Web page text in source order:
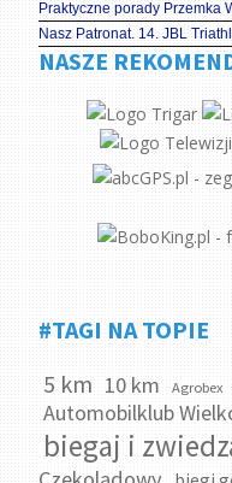
Praktyczne porady Przemka
Nasz Patronat. 14. JBL
NASZE
#TAGI NA TOPIE
5 km 10 km Agrobex
Automobilklub
biegaj i